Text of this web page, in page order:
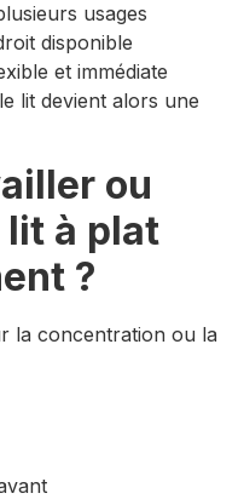
usages
disponible
et immédiate
lit devient alors une
ou
à plat
?
la concentration ou la